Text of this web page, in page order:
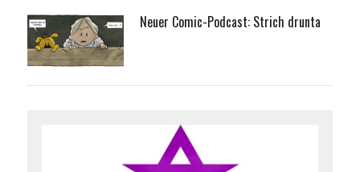
Neuer Comic-Podcast: Strich drunta